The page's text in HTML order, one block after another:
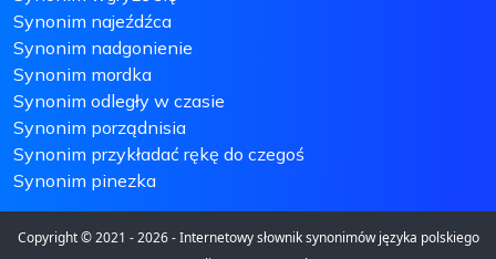
Synonim najeźdźca
Synonim nadgonienie
Synonim mordka
Synonim odległy w czasie
Synonim porządnisia
Synonim przykładać rękę do czegoś
Synonim pinezka
Copyright © 2021 - 2026 - Internetowy słownik synonimów języka polskiego